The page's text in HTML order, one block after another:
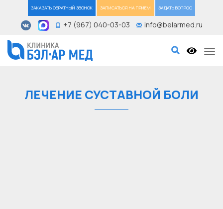
ЗАКАЗАТЬ ОБРАТНЫЙ ЗВОНОК ЗАПИСАТЬСЯ НА ПРИЕМ ЗАДАТЬ ВОПРОС
+7 (967) 040-03-03 info@belarmed.ru
ЛЕЧЕНИЕ СУСТАВНОЙ БОЛИ